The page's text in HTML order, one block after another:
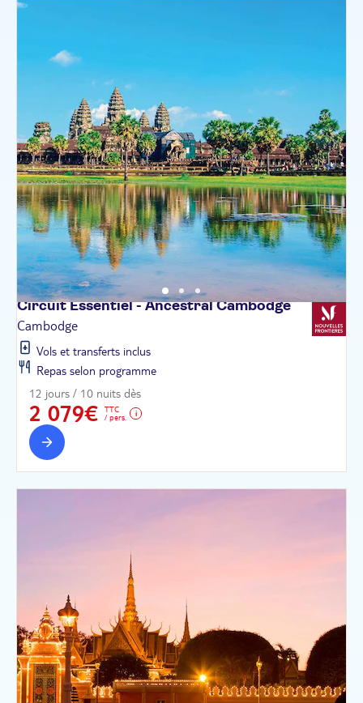
Circuit Essentiel - AncestralCambodge
Cambodge
Vols et transferts inclus
Repas selon programme
12 jours / 10 nuits dès
2 079€
TTC
/ pers.